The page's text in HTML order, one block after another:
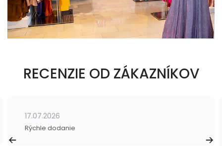
RECENZIE OD ZÁKAZNÍKOV
17.07.2026
Rýchle dodanie